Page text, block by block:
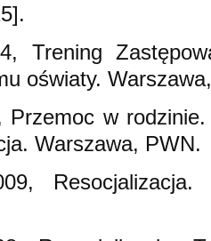
Trening
oświaty.
Przemoc w
Warszawa, PWN.
Resocjalizacja.